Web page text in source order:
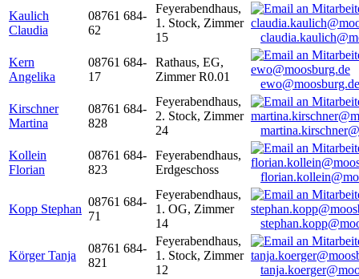
Kaulich
Claudia
08761 684-
62
Feyerabendhaus,
1. Stock, Zimmer
15
Kern
Angelika
08761 684-
17
Rathaus, EG,
Zimmer R0.01
ewo@moosburg.de
Kirschner
Martina
08761 684-
828
Feyerabendhaus,
2. Stock, Zimmer
24
Kollein
Florian
08761 684-
823
Feyerabendhaus,
Erdgeschoss
Kopp Stephan
08761 684-
71
Feyerabendhaus,
1. OG, Zimmer
14
Körger Tanja
08761 684-
821
Feyerabendhaus,
1. Stock, Zimmer
12